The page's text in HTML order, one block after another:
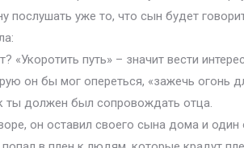
послушать уже то, что сын будет
«Укоротить путь» – значит вести
он бы мог опереться, «зажечь огонь
ты должен был сопровождать отца.
он оставил своего сына дома и